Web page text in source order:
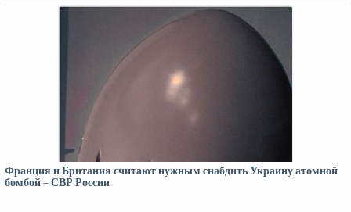
Франция и Британия считают нужным снабдить Украину атомной
бомбой – СВР России